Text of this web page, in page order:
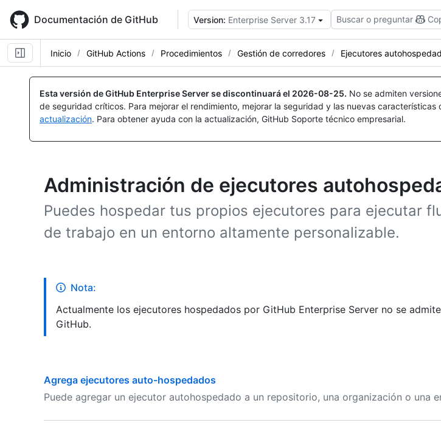
main
content
Documentación de GitHub Version: Enterprise Server 3.17 Buscar o preguntar
Inicio GitHub Actions Procedimientos Gestión de corredores Ejecutores
Esta versión de GitHub Enterprise Server se discontinuará el 2026-08-25. No se admiten
de seguridad críticos. Para mejorar el rendimiento, mejorar la seguridad y las nuevas características
actualización. Para obtener ayuda con la actualización, GitHub Soporte técnico empresarial.
Administración de ejecutores
Puedes hospedar tus propios ejecutores para ejecutar
de trabajo en un entorno altamente personalizable.
Nota:
Actualmente los ejecutores hospedados por GitHub Enterprise Server no se
GitHub.
Agrega ejecutores auto-hospedados
Puede agregar un ejecutor autohospedado a un repositorio, una organización o una